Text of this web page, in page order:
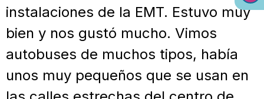
instalaciones de la EMT. Estuvo muy
bien y nos gustó mucho. Vimos
autobuses de muchos tipos, había
unos muy pequeños que se usan en